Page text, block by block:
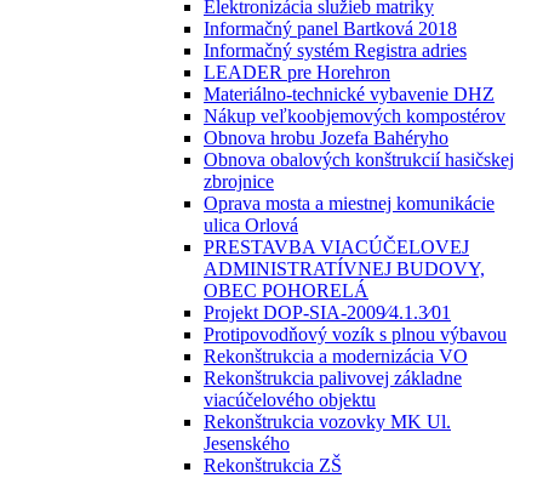
Elektronizácia služieb matriky
Informačný panel Bartková 2018
Informačný systém Registra adries
LEADER pre Horehron
Materiálno-technické vybavenie DHZ
Nákup veľkoobjemových kompostérov
Obnova hrobu Jozefa Bahéryho
Obnova obalových konštrukcií hasičskej
zbrojnice
Oprava mosta a miestnej komunikácie
ulica Orlová
PRESTAVBA VIACÚČELOVEJ
ADMINISTRATÍVNEJ BUDOVY,
OBEC POHORELÁ
Projekt DOP-SIA-2009⁄4.1.3⁄01
Protipovodňový vozík s plnou výbavou
Rekonštrukcia a modernizácia VO
Rekonštrukcia palivovej základne
viacúčelového objektu
Rekonštrukcia vozovky MK Ul.
Jesenského
Rekonštrukcia ZŠ